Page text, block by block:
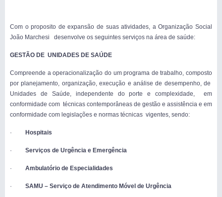
Com o proposito de expansão de suas atividades, a Organização Social
João Marchesi desenvolve os seguintes serviços na área de saúde:
GESTÃO DE UNIDADES DE SAÚDE
Compreende a operacionalização do um programa de trabalho, composto
por planejamento, organização, execução e análise de desempenho, de
Unidades de Saúde, independente do porte e complexidade, em
conformidade com técnicas contemporâneas de gestão e assistência e em
conformidade com legislações e normas técnicas vigentes, sendo:
· Hospitais
· Serviços de Urgência e Emergência
· Ambulatório de Especialidades
· SAMU – Serviço de Atendimento Móvel de Urgência